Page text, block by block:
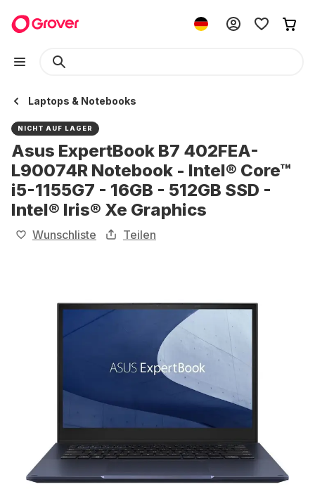
Laptops & Notebooks
NICHT AUF LAGER
Asus ExpertBook B7 402FEA-
L90074R Notebook - Intel® Core™
i5-1155G7 - 16GB - 512GB SSD -
Intel® Iris® Xe Graphics
Wunschliste Teilen